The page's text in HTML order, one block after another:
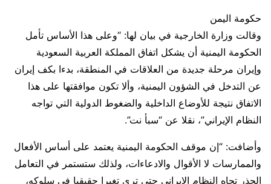
حكومة اليمن
وقالت وزارة الخارجية في بيان لها: “وعلى هذا الأساس تأمل
الحكومة اليمنية أن يشكل اتفاق المملكة العربية السعودية
وإيران مرحلة جديدة من العلاقات في المنطقة، بدءا بكف إيران
عن التدخل في الشؤون اليمنية، وألا تكون موافقتها على هذا
الاتفاق نتيجة للأوضاع الداخلية والضغوط الدولية التي تواجه
النظام الإيراني”، نقلا عن “سبأ نت”.
وأضافت: “إن موقف الحكومة اليمنية يعتمد على أساس الأفعال
والممارسات لا الأقوال والادعاءات، ولذلك ستستمر في التعامل
الحذر تجاه النظام الإيراني حتى ترى تغيرا حقيقيا في سلوكه،